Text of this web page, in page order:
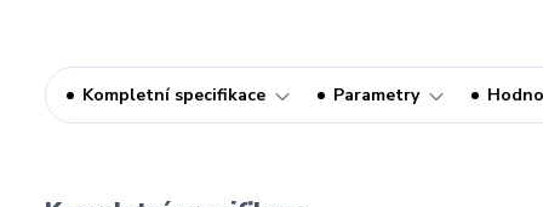
Kompletní specifikace Parametry